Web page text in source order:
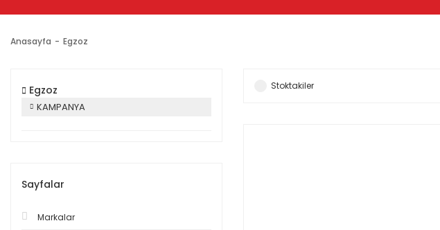
Anasayfa Egzoz
Egzoz
KAMPANYA
Sayfalar
Markalar
Stoktakiler